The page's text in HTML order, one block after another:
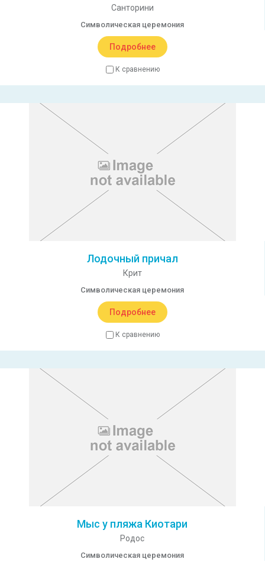
Санторини
Символическая церемония
Подробнее
К сравнению
Лодочный причал
Крит
Символическая церемония
Подробнее
К сравнению
Мыс у пляжа Киотари
Родос
Символическая церемония